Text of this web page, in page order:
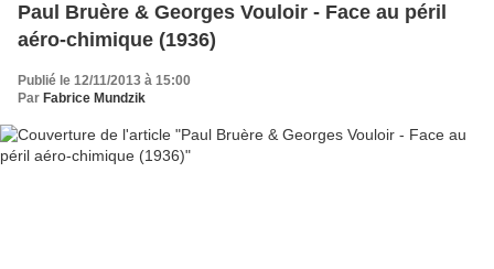
Paul Bruère & Georges Vouloir - Face au péril
aéro-chimique (1936)
Publié le 12/11/2013 à 15:00
Par Fabrice Mundzik